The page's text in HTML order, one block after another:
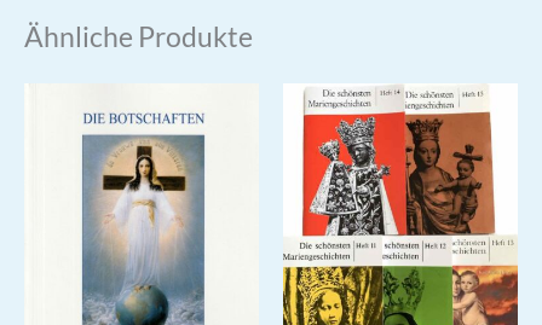
Ähnliche Produkte